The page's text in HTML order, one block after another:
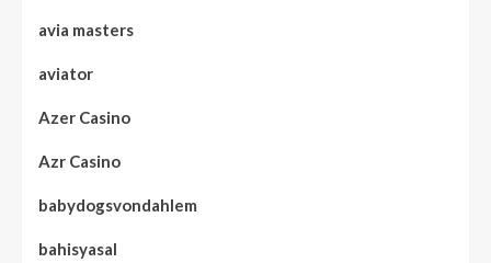
avia masters
aviator
Azer Casino
Azr Casino
babydogsvondahlem
bahisyasal